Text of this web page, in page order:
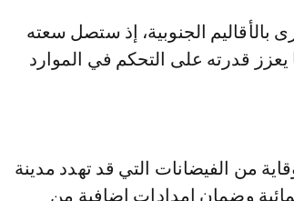
متر مكعب، ما يعزز قدرته على التحكم في الموارد
من الفيضانات التي قد تهدد مدينة
وضمان إمدادات إضافية من